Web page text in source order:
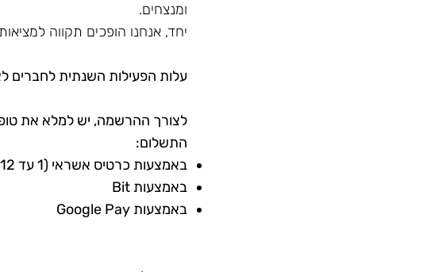
ומנצחים.
יחד, אנחנו הופכים תקווה
עלות הפעילות השנתית לחברים לא השתנתה
לצורך ההרשמה, יש למלא את
התשלום:
באמצעות כרטיס אשראי (1 עד 12 תשלומים)
באמצעות Bit
באמצעות Google Pay